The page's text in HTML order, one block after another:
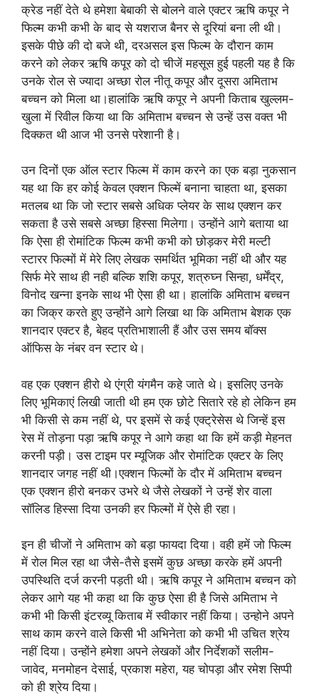
क्रेड नहीं देते थे हमेशा बेबाकी से बोलने वाले एक्टर ऋषि कपूर ने
फिल्म कभी कभी के बाद से यशराज बैनर से दूरियां बना ली थी।
इसके पीछे की दो बजे थी, दरअसल इस फिल्म के दौरान काम
करने को लेकर ऋषि कपूर को दो चीजें महसूस हुई पहली यह है कि
उनके रोल से ज्यादा अच्छा रोल नीतू कपूर और दूसरा अमिताभ
बच्चन को मिला था।हालांकि ऋषि कपूर ने अपनी किताब खुल्लम-
खुला में रिवील किया था कि अमिताभ बच्चन से उन्हें उस वक्त भी
दिक्कत थी आज भी उनसे परेशानी है।
उन दिनों एक ऑल स्टार फिल्म में काम करने का एक बड़ा नुकसान
यह था कि हर कोई केवल एक्शन फिल्में बनाना चाहता था, इसका
मतलब था कि जो स्टार सबसे अधिक प्लेयर के साथ एक्शन कर
सकता है उसे सबसे अच्छा हिस्सा मिलेगा। उन्होंने आगे बताया था
कि ऐसा ही रोमांटिक फिल्म कभी कभी को छोड़कर मेरी मल्टी
स्टारर फिल्मों में मेरे लिए लेखक समर्थित भूमिका नहीं थी और यह
सिर्फ मेरे साथ ही नही बल्कि शशि कपूर, शत्रुघ्न सिन्हा, धर्मेंद्र,
विनोद खन्ना इनके साथ भी ऐसा ही था। हालांकि अमिताभ बच्चन
का जिक्र करते हुए उन्होंने आगे लिखा था कि अमिताभ बेशक एक
शानदार एक्टर है, बेहद प्रतिभाशाली हैं और उस समय बॉक्स
ऑफिस के नंबर वन स्टार थे।
वह एक एक्शन हीरो थे एंग्री यंगमैन कहे जाते थे। इसलिए उनके
लिए भूमिकाएं लिखी जाती थी हम एक छोटे सितारे रहे हो लेकिन हम
भी किसी से कम नहीं थे, पर इसमें से कई एक्ट्रेसेस थे जिन्हें इस
रेस में तोड़ना पड़ा ऋषि कपूर ने आगे कहा था कि हमें कड़ी मेहनत
करनी पड़ी। उस टाइम पर म्यूजिक और रोमांटिक एक्टर के लिए
शानदार जगह नहीं थी।एक्शन फिल्मों के दौर में अमिताभ बच्चन
एक एक्शन हीरो बनकर उभरे थे जैसे लेखकों ने उन्हें शेर वाला
सॉलिड हिस्सा दिया उनकी हर फिल्मों में ऐसे ही रहा।
इन ही चीजों ने अमिताभ को बड़ा फायदा दिया। वही हमें जो फिल्म
में रोल मिल रहा था जैसे-तैसे इसमें कुछ अच्छा करके हमें अपनी
उपस्थिति दर्ज करनी पड़ती थी। ऋषि कपूर ने अमिताभ बच्चन को
लेकर आगे यह भी कहा था कि कुछ ऐसा ही है जिसे अमिताभ ने
कभी भी किसी इंटरव्यू किताब में स्वीकार नहीं किया। उन्होने अपने
साथ काम करने वाले किसी भी अभिनेता को कभी भी उचित श्रेय
नहीं दिया। उन्होंने हमेशा अपने लेखकों और निर्देशकों सलीम-
जावेद, मनमोहन देसाई, प्रकाश महेरा, यह चोपड़ा और रमेश सिप्पी
को ही श्रेय दिया।